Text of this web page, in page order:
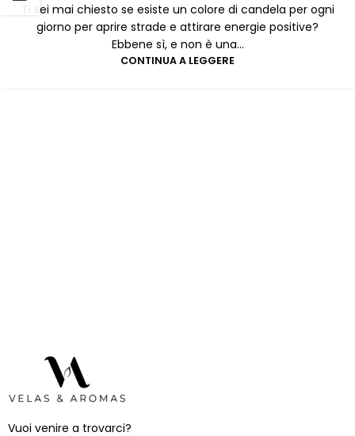
Ti sei mai chiesto se esiste un colore di candela per ogni
giorno per aprire strade e attirare energie positive?
Ebbene sì, e non è una...
CONTINUA A LEGGERE
Vuoi venire a trovarci?